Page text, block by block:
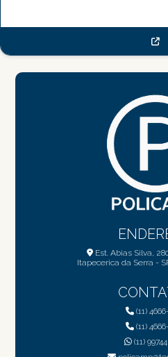
Est. Abias Silva,
Itapecerica da Serra -
(11)
(11)
(11)